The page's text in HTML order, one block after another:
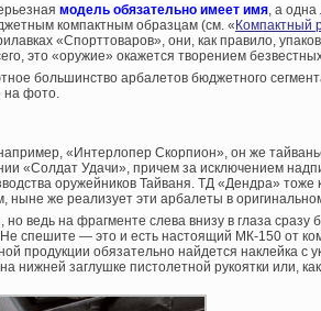
модель обязательно имеет имя, а одна
компактным образцам (см. « Компактный
«Спорттоваров», они, как правило,
это «оружие» окажется творением
большинство арбалетов бюджетного
на фото.
«Интерлопер Скорпион», он же
«Солдат Удачи», причем за исключением
оружейников Тайваня. ТД «Дендра» тоже
ныне же реализует эти арбалеты в
но ведь на фрагменте слева внизу в глаза сразу
спешите — это и есть настоящий МК-150 от
продукции обязательно найдется наклейка с
нижней заглушке пистолетной рукоятки или,